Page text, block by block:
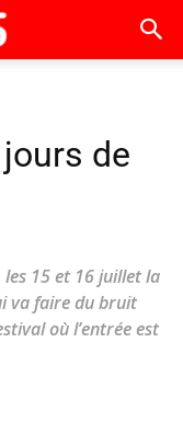
de
les 15 et 16 juillet la
va faire du bruit
où l’entrée est